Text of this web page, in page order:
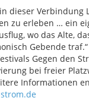
dieser Verbindung
zu erleben … ein
wo das Alte,
Gebende
Gegen den
bei freier
Informationen